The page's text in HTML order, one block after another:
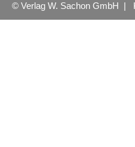
© Verlag W. Sachon GmbH |